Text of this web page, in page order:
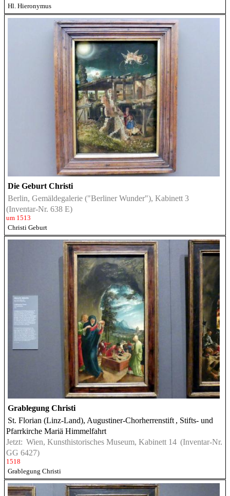
Hl. Hieronymus
Die Geburt Christi
Berlin, Gemäldegalerie ("Berliner Wunder"), Kabinett 3
(Inventar-Nr. 638 E)
um 1513
Christi Geburt
Grablegung Christi
St. Florian (Linz-Land), Augustiner-Chorherrenstift , Stifts- und
Pfarrkirche Mariä Himmelfahrt
Jetzt: Wien, Kunsthistorisches Museum, Kabinett 14 (Inventar-Nr.
GG 6427)
1518
Grablegung Christi